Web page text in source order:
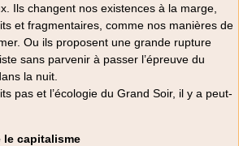
Ils changent nos existences à la marge,
et fragmentaires, comme nos manières de
Ou ils proposent une grande rupture
sans parvenir à passer l’épreuve du
la nuit.
pas et l’écologie du Grand Soir, il y a peut-
le capitalisme